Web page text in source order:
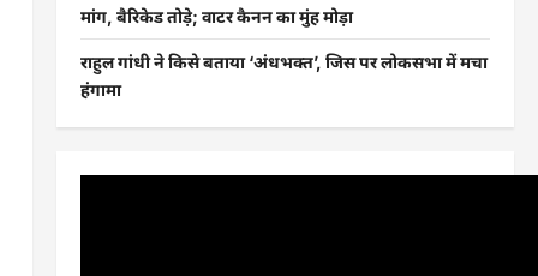
मांग, बैरिकेड तोड़े; वाटर कैनन का मुंह मोड़ा
राहुल गांधी ने किसे बताया ‘अंधभक्त’, जिस पर लोकसभा में मचा
हंगामा